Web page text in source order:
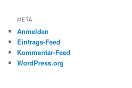
META
Anmelden
Eintrags-Feed
Kommentar-Feed
WordPress.org